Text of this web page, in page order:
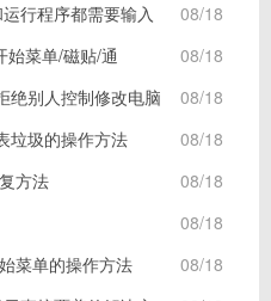
08/18
行程序都需要输入
08/18
始菜单/磁贴/通
08/18
绝别人控制修改电脑
08/18
垃圾的操作方法
08/18
方法
08/18
08/18
菜单的操作方法